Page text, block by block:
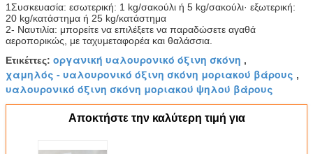
1Συσκευασία: εσωτερική: 1 kg/σακούλι ή 5 kg/σακούλι· εξωτερική:
20 kg/κατάστημα ή 25 kg/κατάστημα
2- Ναυτιλία: μπορείτε να επιλέξετε να παραδώσετε αγαθά
αεροπορικώς, με ταχυμεταφορέα και θαλάσσια.
Ετικέττες: οργανική υαλουρονικό όξινη σκόνη ,
χαμηλός - υαλουρονικό όξινη σκόνη μοριακού βάρους ,
υαλουρονικό όξινη σκόνη μοριακού ψηλού βάρους
Αποκτήστε την καλύτερη τιμή για